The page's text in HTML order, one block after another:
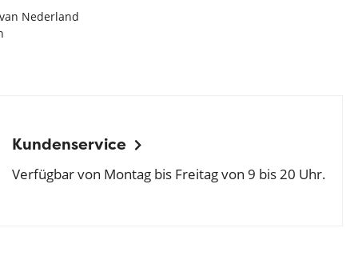
Nederland
Kundenservice
Verfügbar von Montag bis Freitag von 9 bis 20 Uhr.